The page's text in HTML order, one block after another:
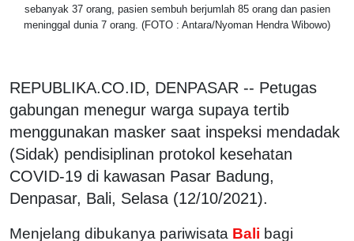
sebanyak 37 orang, pasien sembuh berjumlah 85 orang dan pasien
meninggal dunia 7 orang. (FOTO : Antara/Nyoman Hendra Wibowo)
REPUBLIKA.CO.ID, DENPASAR -- Petugas
gabungan menegur warga supaya tertib
menggunakan masker saat inspeksi mendadak
(Sidak) pendisiplinan protokol kesehatan
COVID-19 di kawasan Pasar Badung,
Denpasar, Bali, Selasa (12/10/2021).
Menjelang dibukanya pariwisata Bali bagi